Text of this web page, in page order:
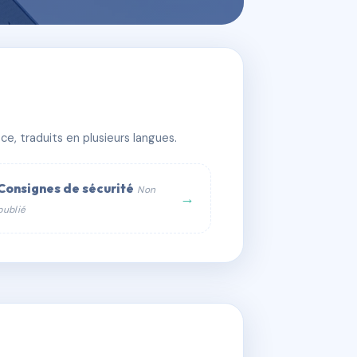
traduits en plusieurs langues.
de sécurité Non
→